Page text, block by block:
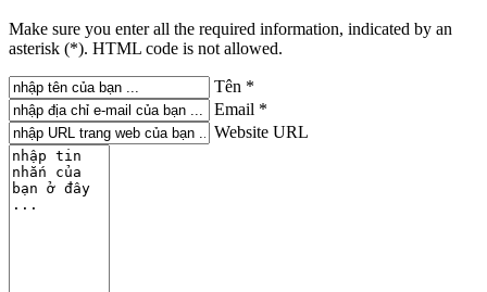
Make sure you enter all the required information, indicated by an
asterisk (*). HTML code is not allowed.
Tên *
Email *
Website URL